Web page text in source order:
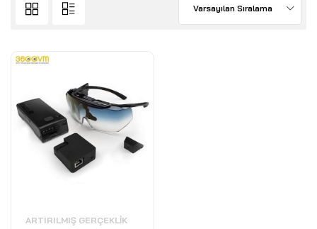
Varsayılan Sıralama
ARTIRILMIŞ GERÇEKLIK